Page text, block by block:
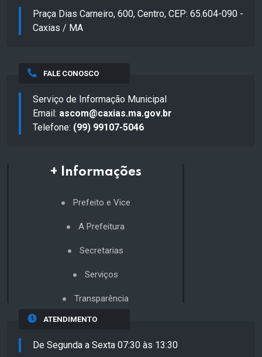
Praça Dias Carneiro, 600, Centro, CEP: 65.604-090 -
Caxias / MA
FALE CONOSCO
Serviço de Informação Municipal
Email: ascom@caxias.ma.gov.br
Telefone: (99) 99107-5046
+ Informações
Prefeito e Vice
A Prefeitura
Secretarias
Serviços
Transparência
ATENDIMENTO
De Segunda a Sexta 07:30 às 13:30